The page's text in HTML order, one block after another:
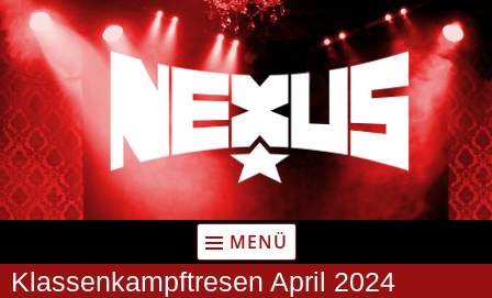
Zum
Inhalt
springen
MENÜ
Klassenkampftresen April 2024